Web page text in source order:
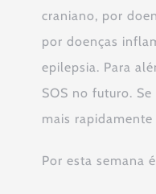
craniano, por
por doenças
epilepsia. Para
SOS no futuro.
mais
Por esta semana